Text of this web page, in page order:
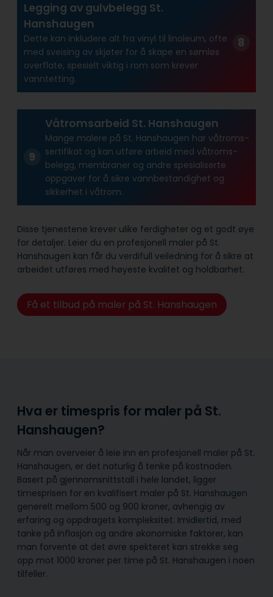
Legging av gulvbelegg St.
Hanshaugen
Dette kan inkludere alt fra vinyl til linoleum, ofte
med sveising av skjøter for å skape en sømløs
overflate, spesielt viktig i rom som krever
vanntetting.
Våtromsarbeid St. Hanshaugen
Mange malere på St. Hanshaugen har våtroms­
sertifikat og kan utføre arbeid med våtroms­
belegg, membraner og andre spesialiserte
oppgaver for å sikre vann­bestandighet og
sikkerhet i våtrom.
Disse tjenestene krever ulike ferdigheter og et godt øye
for detaljer. Leier du en profesjonell maler på St.
Hanshaugen kan får du verdifull veiledning for å sikre at
arbeidet utføres med høyeste kvalitet og holdbarhet.
Få et tilbud på maler på St. Hanshaugen
Hva er timespris for maler på St.
Hanshaugen?
Når man overveier å leie inn en profesjonell maler på St.
Hanshaugen, er det naturlig å tenke på kostnaden.
Basert på gjennomsnittstall i hele landet, ligger
timesprisen for en kvalifisert maler på St. Hanshaugen
generelt mellom 500 og 900 kroner, avhengig av
erfaring og oppdragets kompleksitet. Imidlertid, med
tanke på inflasjon og andre økonomiske faktorer, kan
man forvente at det øvre spekteret kan strekke seg
opp mot 1000 kroner per time på St. Hanshaugen i noen
tilfeller.